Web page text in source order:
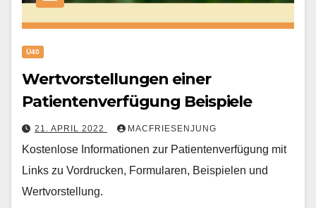
Ü40
Wertvorstellungen einer
Patientenverfügung Beispiele
21. APRIL 2022 MACFRIESENJUNG
Kostenlose Informationen zur Patientenverfügung mit
Links zu Vordrucken, Formularen, Beispielen und
Wertvorstellung.